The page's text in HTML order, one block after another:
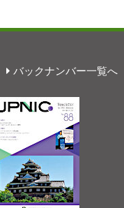
バックナンバー一覧へ